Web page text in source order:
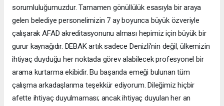
sorumluluğumuzdur. Tamamen gönüllülük esasıyla bir araya
gelen belediye personelimizin 7 ay boyunca büyük özveriyle
çalışarak AFAD akreditasyonunu alması hepimiz için büyük bir
gurur kaynağıdır. DEBAK artık sadece Denizli'nin değil, ülkemizin
ihtiyaç duyduğu her noktada görev alabilecek profesyonel bir
arama kurtarma ekibidir. Bu başarıda emeği bulunan tüm
çalışma arkadaşlarıma teşekkür ediyorum. Dileğimiz hiçbir
afette ihtiyaç duyulmaması; ancak ihtiyaç duyulan her an